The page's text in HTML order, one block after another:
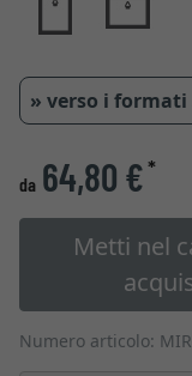
» verso i
da 64,80 €*
Metti nel
Numero articolo: